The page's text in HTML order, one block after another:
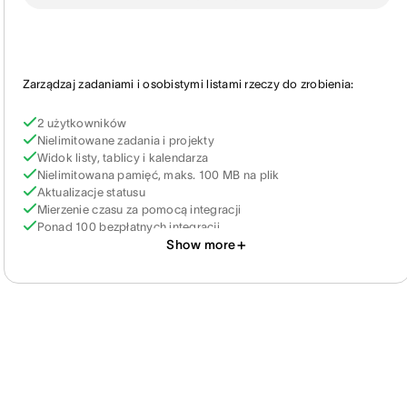
Zarządzaj zadaniami i osobistymi listami rzeczy do zrobienia:
2 użytkowników
Nielimitowane zadania i projekty
Widok listy, tablicy i kalendarza
Nielimitowana pamięć, maks. 100 MB na plik
Aktualizacje statusu
Mierzenie czasu za pomocą integracji
Ponad 100 bezpłatnych integracji
Show more